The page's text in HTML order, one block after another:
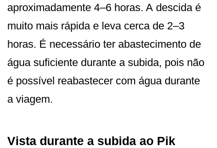
aproximadamente 4–6 horas. A descida é
muito mais rápida e leva cerca de 2–3
horas. É necessário ter abastecimento de
água suficiente durante a subida, pois não
é possível reabastecer com água durante
a viagem.
Vista durante a subida ao Pik